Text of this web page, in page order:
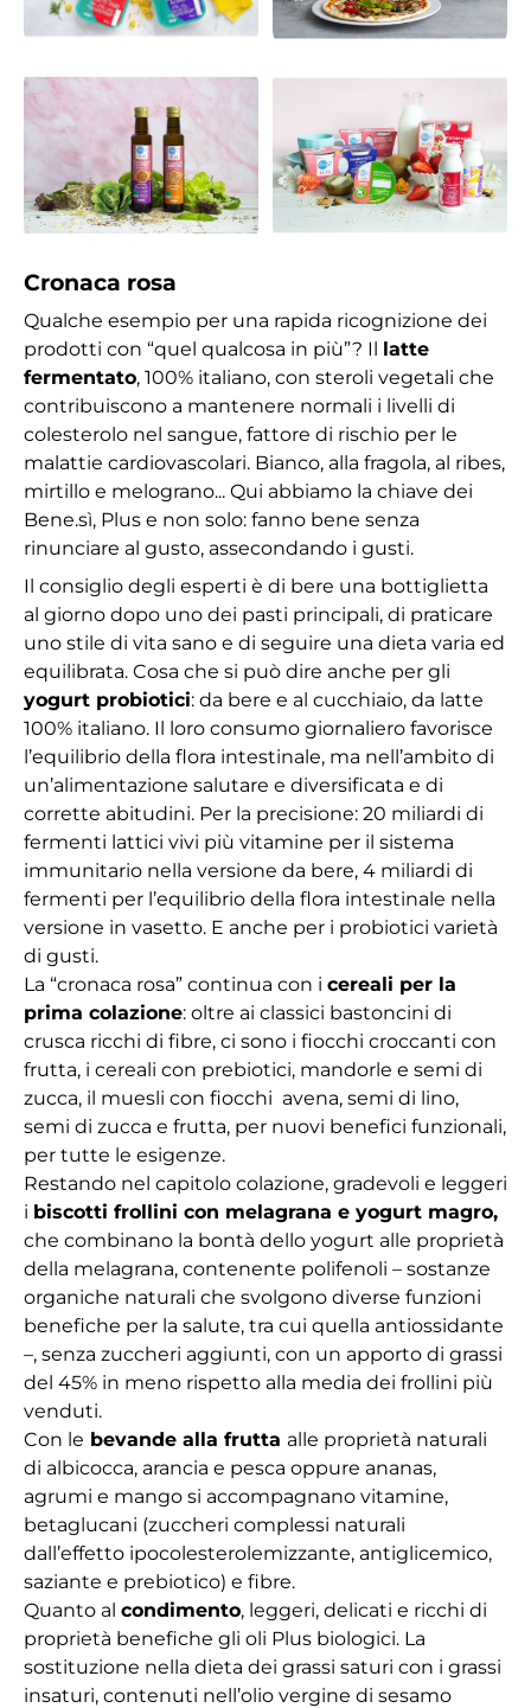
Cronaca rosa
Qualche esempio per una rapida ricognizione dei
prodotti con “quel qualcosa in più”? Il latte
fermentato, 100% italiano, con steroli vegetali che
contribuiscono a mantenere normali i livelli di
colesterolo nel sangue, fattore di rischio per le
malattie cardiovascolari. Bianco, alla fragola, al ribes,
mirtillo e melograno... Qui abbiamo la chiave dei
Bene.sì, Plus e non solo: fanno bene senza
rinunciare al gusto, assecondando i gusti.
Il consiglio degli esperti è di bere una bottiglietta
al giorno dopo uno dei pasti principali, di praticare
uno stile di vita sano e di seguire una dieta varia ed
equilibrata. Cosa che si può dire anche per gli
yogurt probiotici: da bere e al cucchiaio, da latte
100% italiano. Il loro consumo giornaliero favorisce
l’equilibrio della flora intestinale, ma nell’ambito di
un’alimentazione salutare e diversificata e di
corrette abitudini. Per la precisione: 20 miliardi di
fermenti lattici vivi più vitamine per il sistema
immunitario nella versione da bere, 4 miliardi di
fermenti per l’equilibrio della flora intestinale nella
versione in vasetto. E anche per i probiotici varietà
di gusti.
La “cronaca rosa” continua con i cereali per la
prima colazione: oltre ai classici bastoncini di
crusca ricchi di fibre, ci sono i fiocchi croccanti con
frutta, i cereali con prebiotici, mandorle e semi di
zucca, il muesli con fiocchi avena, semi di lino,
semi di zucca e frutta, per nuovi benefici funzionali,
per tutte le esigenze.
Restando nel capitolo colazione, gradevoli e leggeri
i biscotti frollini con melagrana e yogurt magro,
che combinano la bontà dello yogurt alle proprietà
della melagrana, contenente polifenoli – sostanze
organiche naturali che svolgono diverse funzioni
benefiche per la salute, tra cui quella antiossidante
–, senza zuccheri aggiunti, con un apporto di grassi
del 45% in meno rispetto alla media dei frollini più
venduti.
Con le bevande alla frutta alle proprietà naturali
di albicocca, arancia e pesca oppure ananas,
agrumi e mango si accompagnano vitamine,
betaglucani (zuccheri complessi naturali
dall’effetto ipocolesterolemizzante, antiglicemico,
saziante e prebiotico) e fibre.
Quanto al condimento, leggeri, delicati e ricchi di
proprietà benefiche gli oli Plus biologici. La
sostituzione nella dieta dei grassi saturi con i grassi
insaturi, contenuti nell’olio vergine di sesamo